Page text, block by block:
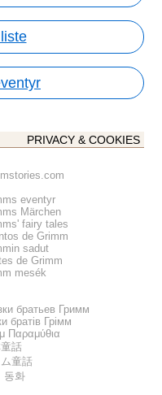
PRIVACY & COOKIES
eventyr
Märchen
fairy tales
de Grimm
sadut
de Grimm
mesék
братьев Гримм
братів Грімм
Παραμύθια
話
童話
동화